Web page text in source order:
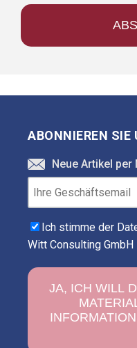
ABONNIEREN SIE
Neue Artikel per
Ich stimme der
Witt Consulting